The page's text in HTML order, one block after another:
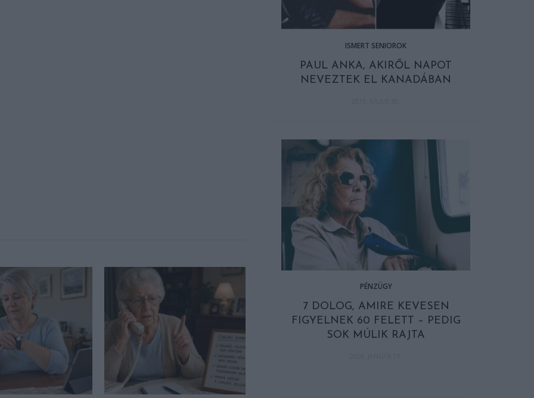
ISMERT SENIOROK
PAUL ANKA, AKIRŐL NAPOT
NEVEZTEK EL KANADÁBAN
PÉNZÜGY
7 DOLOG, AMIRE KEVESEN
FIGYELNEK 60 FELETT – PEDIG
SOK MÚLIK RAJTA